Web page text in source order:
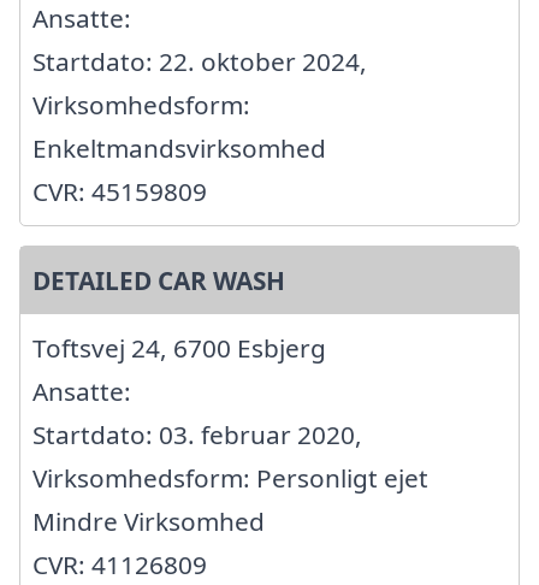
Ansatte:
Startdato: 22. oktober 2024,
Virksomhedsform:
Enkeltmandsvirksomhed
CVR: 45159809
DETAILED CAR WASH
Toftsvej 24, 6700 Esbjerg
Ansatte:
Startdato: 03. februar 2020,
Virksomhedsform: Personligt ejet
Mindre Virksomhed
CVR: 41126809